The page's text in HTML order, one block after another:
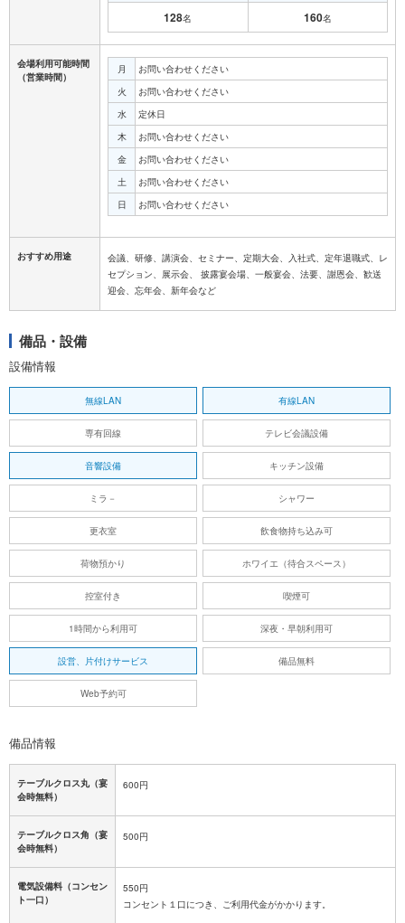
128名 160名
会場利用可能時間
（営業時間）
月
お問い合わせください
火
お問い合わせください
水
定休日
木
お問い合わせください
金
お問い合わせください
土
お問い合わせください
日
お問い合わせください
おすすめ用途
会議、研修、講演会、セミナー、定期大会、入社式、定年退職式、レ
セプション、展示会、 披露宴会場、一般宴会、法要、謝恩会、歓送
迎会、忘年会、新年会など
備品・設備
設備情報
無線LAN 有線LAN
専有回線 テレビ会議設備
音響設備 キッチン設備
ミラ－ シャワー
更衣室 飲食物持ち込み可
荷物預かり ホワイエ（待合スペース）
控室付き 喫煙可
1時間から利用可 深夜・早朝利用可
設営、片付けサービス 備品無料
Web予約可
備品情報
テーブルクロス丸（宴
会時無料）
600円
テーブルクロス角（宴
会時無料）
500円
電気設備料（コンセン
ト一口）
550円
コンセント１口につき、ご利用代金がかかります。